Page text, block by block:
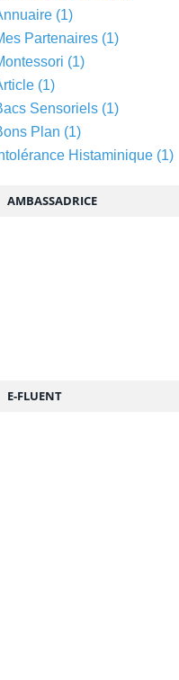
(1)
Partenaires (1)
(1)
(1)
Sensoriels (1)
Plan (1)
Histaminique (1)
AMBASSADRICE
E-FLUENT